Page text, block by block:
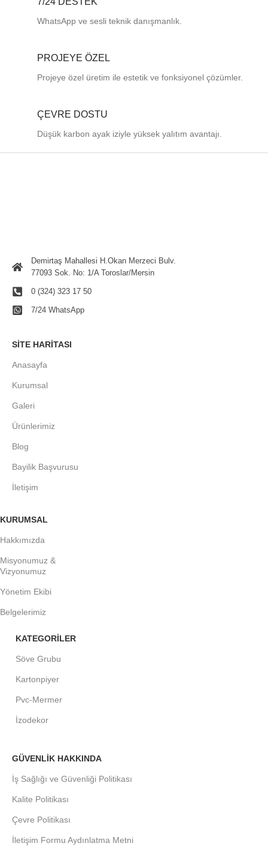
WhatsApp ve sesli teknik danışmanlık.
PROJEYE ÖZEL
Projeye özel üretim ile estetik ve fonksiyonel çözümler.
ÇEVRE DOSTU
Düşük karbon ayak iziyle yüksek yalıtım avantajı.
Demirtaş Mahallesi H.Okan Merzeci Bulv.
77093 Sok. No: 1/A Toroslar/Mersin
0 (324) 323 17 50
7/24 WhatsApp
SITE HARITASI
Anasayfa
Kurumsal
Galeri
Ürünlerimiz
Blog
Bayilik Başvurusu
İletişim
KURUMSAL
Hakkımızda
Misyonumuz &
Vizyonumuz
Yönetim Ekibi
Belgelerimiz
KATEGORİLER
Söve Grubu
Kartonpiyer
Pvc-Mermer
İzodekor
GÜVENLİK HAKKINDA
İş Sağlığı ve Güvenliği Politikası
Kalite Politikası
Çevre Politikası
İletişim Formu Aydınlatma Metni